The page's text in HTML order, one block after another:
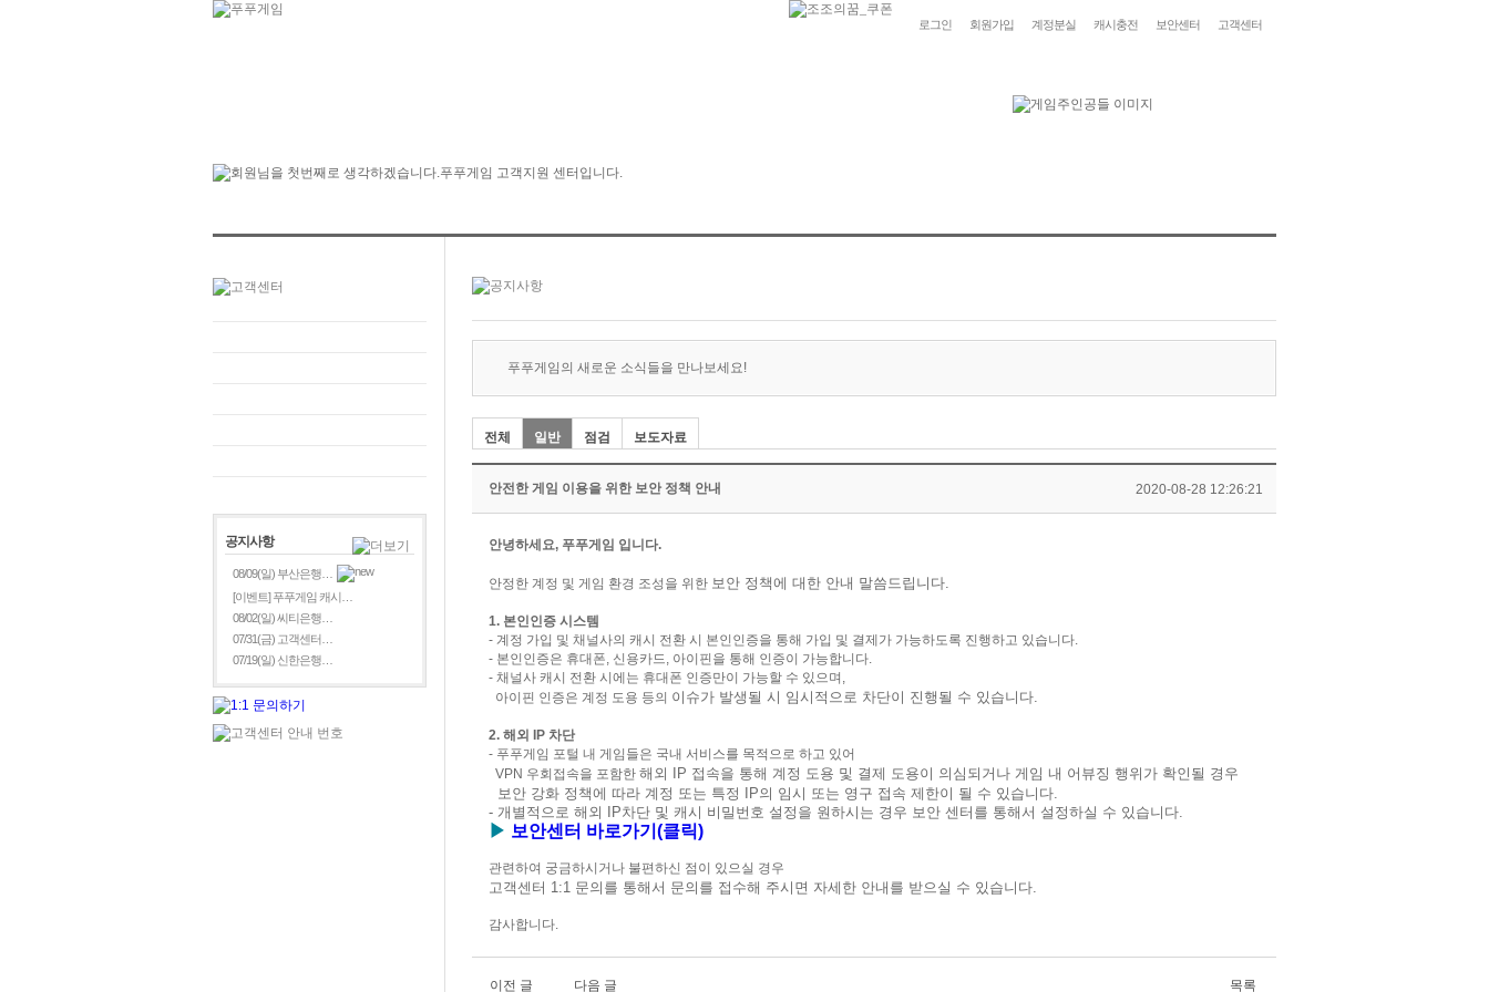
로그인 회원가입 계정분실 캐시충전 보안센터 고객센터
공지사항
08/09(일) 부산은행…
[이벤트] 푸푸게임 캐시…
08/02(일) 씨티은행…
07/31(금) 고객센터…
07/19(일) 신한은행…
푸푸게임의 새로운 소식들을 만나보세요!
전체 일반 점검 보도자료
안전한 게임 이용을 위한 보안 정책 안내 2020-08-28 12:26:21
안녕하세요, 푸푸게임 입니다.
안정한 계정 및 게임 환경 조성을 위한 보안 정책에 대한 안내 말씀드립니다.
1. 본인인증 시스템
- 계정 가입 및 채널사의 캐시 전환 시 본인인증을 통해 가입 및 결제가 가능하도록 진행하고 있습니다.
- 본인인증은 휴대폰, 신용카드, 아이핀을 통해 인증이 가능합니다.
- 채널사 캐시 전환 시에는 휴대폰 인증만이 가능할 수 있으며,
아이핀 인증은 계정 도용 등의 이슈가 발생될 시 임시적으로 차단이 진행될 수 있습니다.
2. 해외 IP 차단
- 푸푸게임 포털 내 게임들은 국내 서비스를 목적으로 하고 있어
VPN 우회접속을 포함한 해외 IP 접속을 통해 계정 도용 및 결제 도용이 의심되거나 게임 내 어뷰징 행위가 확인될 경우
보안 강화 정책에 따라 계정 또는 특정 IP의 임시 또는 영구 접속 제한이 될 수 있습니다.
- 개별적으로 해외 IP차단 및 캐시 비밀번호 설정을 원하시는 경우 보안 센터를 통해서 설정하실 수 있습니다.
▶ 보안센터 바로가기(클릭)
관련하여 궁금하시거나 불편하신 점이 있으실 경우
고객센터 1:1 문의를 통해서 문의를 접수해 주시면 자세한 안내를 받으실 수 있습니다.
감사합니다.
이전 글 다음 글 목록